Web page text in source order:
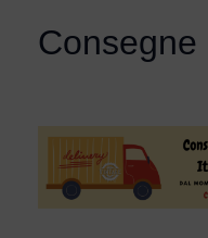
Consegne